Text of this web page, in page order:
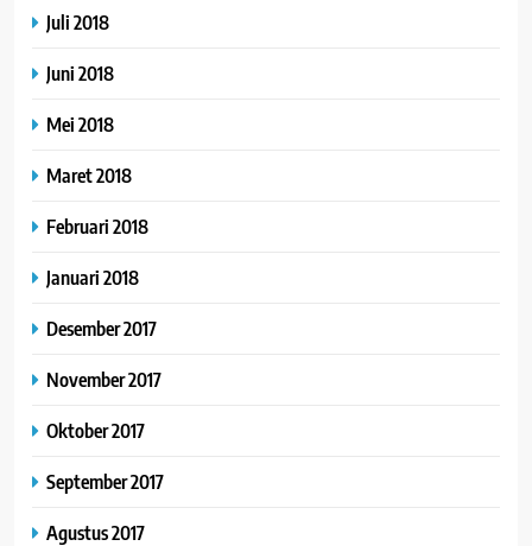
Juli 2018
Juni 2018
Mei 2018
Maret 2018
Februari 2018
Januari 2018
Desember 2017
November 2017
Oktober 2017
September 2017
Agustus 2017